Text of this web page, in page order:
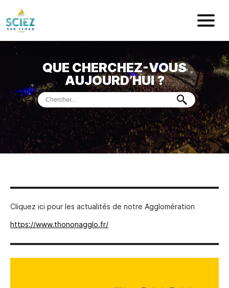
Mairie de
ACCUEIL
VOTREMAIRIE
VIEPRATIQUE
DÉMARCHES & SERVICES
PRÉHISTOIRE GÉOLOGIE
QUE CHERCHEZ-VOUS
AUJOURD’HUI ?
Cliquez ici pour les actualités de notre Agglomération
https://www.thononagglo.fr/